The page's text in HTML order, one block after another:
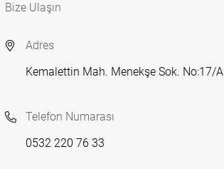
Bize Ulaşın
Adres
Kemalettin Mah. Menekşe Sok. No:17/A
Telefon Numarası
0532 220 76 33